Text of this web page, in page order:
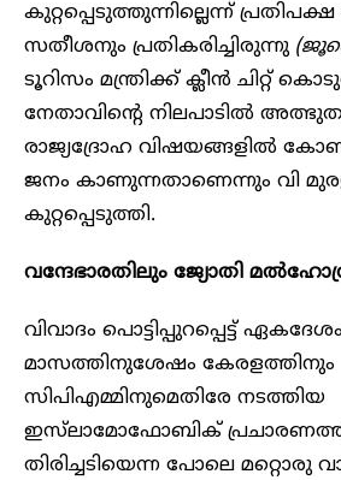
കുറ്റപ്പെടുത്തുന്നില്ലെന്ന്
സതീശനും പ്രതികരിച്ചിരുന്നു
ടൂറിസം മന്ത്രിക്ക് ക്ലീൻ ചിറ്റ്
നേതാവിന്റെ നിലപാടിൽ
രാജ്യദ്രോഹ വിഷയങ്ങളിൽ
ജനം കാണുന്നതാണെന്നും വി
കുറ്റപ്പെടുത്തി.
വന്ദേഭാരതിലും ജ്യോതി
വിവാദം പൊട്ടിപ്പുറപ്പെട്ട്
മാസത്തിനുശേഷം കേരളത്തിനും
സിപിഎമ്മിനുമെതിരേ നടത്തിയ
ഇസ്‌ലാമോഫോബിക്
തിരിച്ചടിയെന്ന പോലെ മറ്റൊരു